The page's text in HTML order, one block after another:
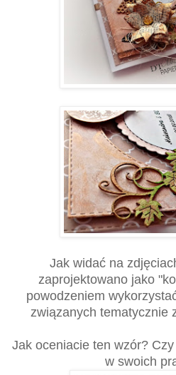
Jak widać na
zaprojektowano jako
powodzeniem
związanych tematycznie
Jak oceniacie ten wzór?
w swoich